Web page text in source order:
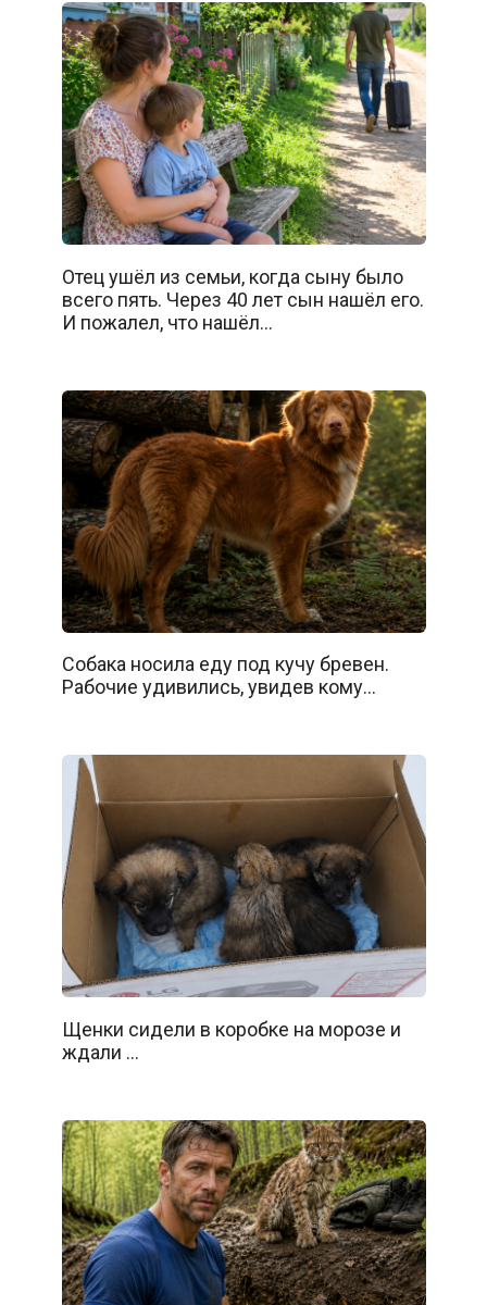
Отец ушёл из семьи, когда сыну было
всего пять. Через 40 лет сын нашёл его.
И пожалел, что нашёл…
Собака носила еду под кучу бревен.
Рабочие удивились, увидев кому…
Щенки сидели в коробке на морозе и
ждали …